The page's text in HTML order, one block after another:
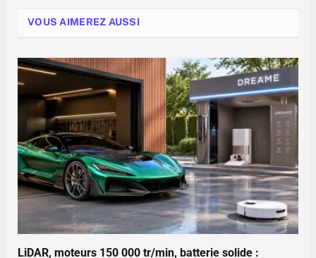
VOUS AIMEREZ AUSSI
LiDAR, moteurs 150 000 tr/min, batterie solide :